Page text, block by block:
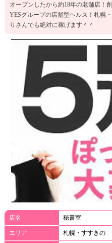
オープンしたから約18年の老舗店！
YESグループの店舗型ヘルス！札幌
りさんでも絶対に稼げます＾＾
店名 秘書室
エリア 札幌・すすきの